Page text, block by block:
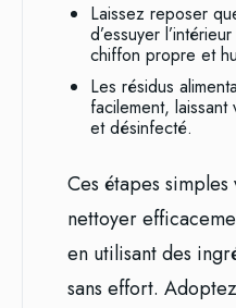
Laissez reposer
d’essuyer
chiffon propre et
Les résidus
facilement,
et désinfecté.
Ces étapes
nettoyer
en utilisant des
sans effort.